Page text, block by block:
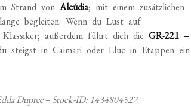
Strand vonAlcúdia; mit einem zusätzlichen
begleiten. Wenn du Lust auf
außerdem führt dich dieGR-221 –
steigst in Caimari oder Lluc in Etappen ein
Dupree – Stock-ID: 1434804527